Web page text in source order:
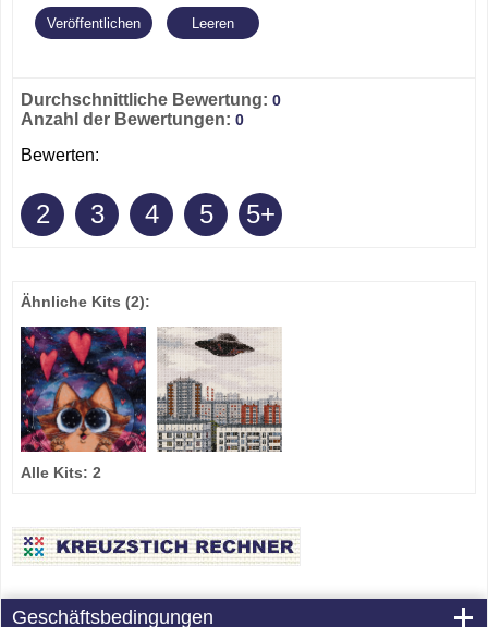
Durchschnittliche Bewertung: 0
Anzahl der Bewertungen: 0
Bewerten:
2 3 4 5 5+
Ähnliche Kits (2):
Alle Kits: 2
Geschäftsbedingungen